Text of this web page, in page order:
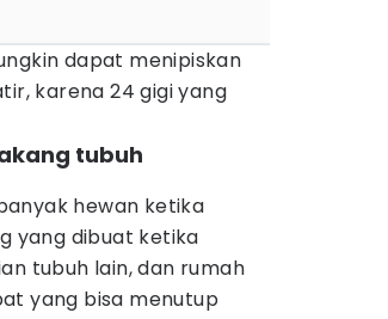
dapat menipiskan
karena 24 gigi yang
tubuh
hewan ketika
yang dibuat ketika
tubuh lain, dan rumah
yang bisa menutup